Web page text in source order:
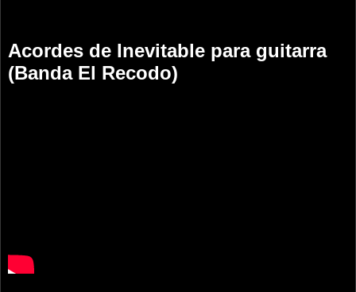
Acordes de Inevitable para guitarra
(Banda El Recodo)